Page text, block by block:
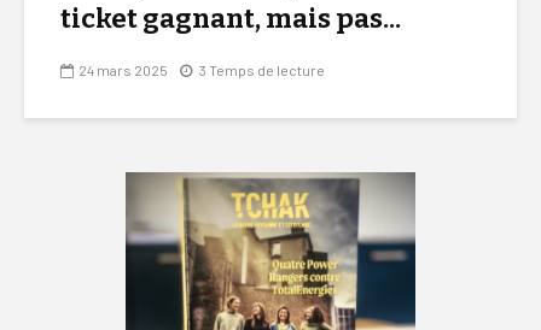
ticket gagnant, mais pas...
24 mars 2025 3 Temps de lecture